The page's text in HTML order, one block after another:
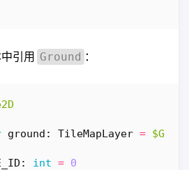
引用 Ground ：
ground : TileMapLayer =
: int = 0